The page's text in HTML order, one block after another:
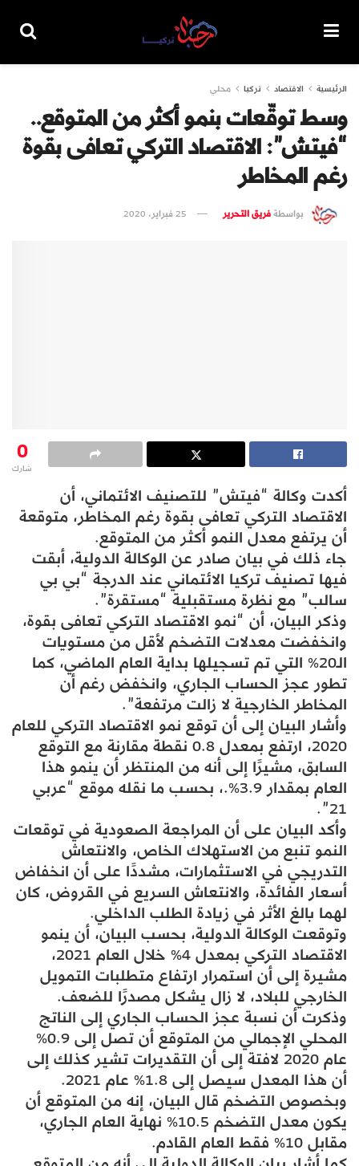
الرئيسية الاقتصاد تركيا محلي
وسط توقّعات بنمو أكثر من المتوقع..
“فيتش”: الاقتصاد التركي تعافى بقوة
رغم المخاطر
بواسطةفريق التحرير 25 فبراير، 2020
0
شارك
أكدت وكالة “فيتش” للتصنيف الائتماني، أن
الاقتصاد التركي تعافى بقوة رغم المخاطر، متوقعة
أن يرتفع معدل النمو أكثر من المتوقع.
جاء ذلك في بيان صادر عن الوكالة الدولية، أبقت
فيها تصنيف تركيا الائتماني عند الدرجة “بي بي
سالب” مع نظرة مستقبلية “مستقرة”.
وذكر البيان، أن “نمو الاقتصاد التركي تعافى بقوة،
وانخفضت معدلات التضخم لأقل من مستويات
الـ20% التي تم تسجيلها بداية العام الماضي، كما
تطور عجز الحساب الجاري، وانخفض رغم أن
المخاطر الخارجية لا زالت مرتفعة”.
وأشار البيان إلى أن توقع نمو الاقتصاد التركي للعام
2020، ارتفع بمعدل 0.8 نقطة مقارنة مع التوقع
السابق، مشيرًا إلى أنه من المنتظر أن ينمو هذا
العام بمقدار 3.9%.، بحسب ما نقله موقع “عربي
21”.
وأكد البيان على أن المراجعة الصعودية في توقعات
النمو تنبع من الاستهلاك الخاص، والانتعاش
التدريجي في الاستثمارات، مشددًا على أن انخفاض
أسعار الفائدة، والانتعاش السريع في القروض، كان
لهما بالغ الأثر في زيادة الطلب الداخلي.
وتوقعت الوكالة الدولية، بحسب البيان، أن ينمو
الاقتصاد التركي بمعدل 4% خلال العام 2021،
مشيرة إلى أن استمرار ارتفاع متطلبات التمويل
الخارجي للبلاد، لا زال يشكل مصدرًا للضعف.
وذكرت أن نسبة عجز الحساب الجاري إلى الناتج
المحلي الإجمالي من المتوقع أن تصل إلى 0.9%
عام 2020 لافتة إلى أن التقديرات تشير كذلك إلى
أن هذا المعدل سيصل إلى 1.8% عام 2021.
وبخصوص التضخم قال البيان، إنه من المتوقع أن
يكون معدل التضخم 10.5% نهاية العام الجاري،
مقابل 10% فقط العام القادم.